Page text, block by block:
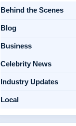
Behind the Scenes
Blog
Business
Celebrity News
Industry Updates
Local